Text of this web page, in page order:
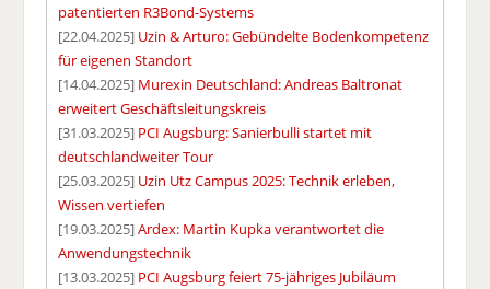
patentierten R3Bond-Systems
[22.04.2025] Uzin & Arturo: Gebündelte Bodenkompetenz
für eigenen Standort
[14.04.2025] Murexin Deutschland: Andreas Baltronat
erweitert Geschäftsleitungskreis
[31.03.2025] PCI Augsburg: Sanierbulli startet mit
deutschlandweiter Tour
[25.03.2025] Uzin Utz Campus 2025: Technik erleben,
Wissen vertiefen
[19.03.2025]Ardex: Martin Kupka verantwortet die
Anwendungstechnik
[13.03.2025] PCI Augsburg feiert 75-jähriges Jubiläum